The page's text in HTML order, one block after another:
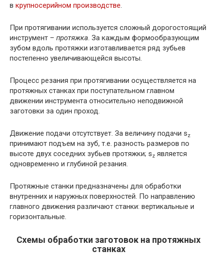
в крупносерийном производстве.
При протягивании используется сложный дорогостоящий
инструмент – протяжка. За каждым формообразующим
зубом вдоль протяжки изготавливается ряд зубьев
постепенно увеличивающейся высоты.
Процесс резания при протягивании осуществляется на
протяжных станках при поступательном главном
движении инструмента относительно неподвижной
заготовки за один проход.
Движение подачи отсутствует. За величину подачи sz
принимают подъем на зуб, т.е. разность размеров по
высоте двух соседних зубьев протяжки; sz является
одновременно и глубиной резания.
Протяжные станки предназначены для обработки
внутренних и наружных поверхностей. По направлению
главного движения различают станки: вертикальные и
горизонтальные.
Схемы обработки заготовок на протяжных
станках